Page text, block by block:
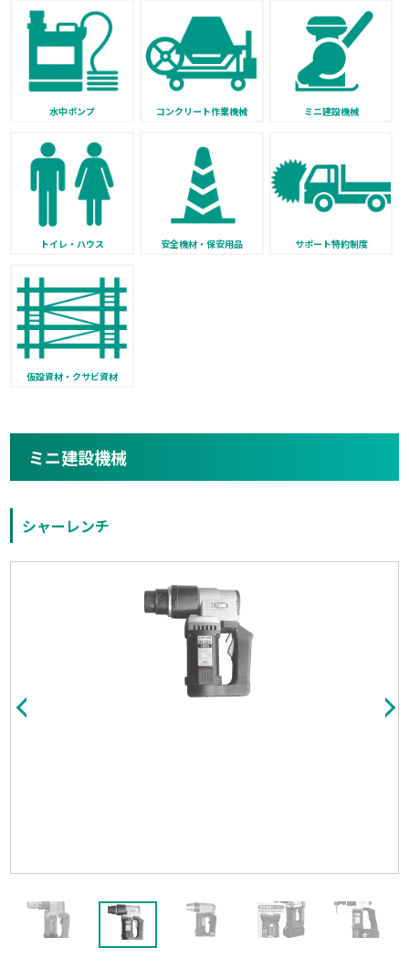
水中ポンプ コンクリート作業機械 ミニ建設機械
トイレ・ハウス 安全機材・保安用品 サポート特約制度
仮設資材・クサビ資材
ミニ建設機械
シャーレンチ